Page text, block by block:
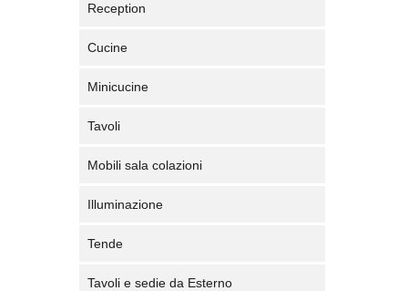
Reception
Cucine
Minicucine
Tavoli
Mobili sala colazioni
Illuminazione
Tende
Tavoli e sedie da Esterno